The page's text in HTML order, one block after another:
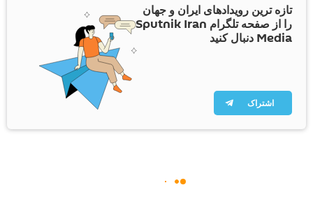
تازه ترین رویدادهای ایران و جهان
را از صفحه تلگرام Sputnik Iran
Media دنبال کنید
اشتراک